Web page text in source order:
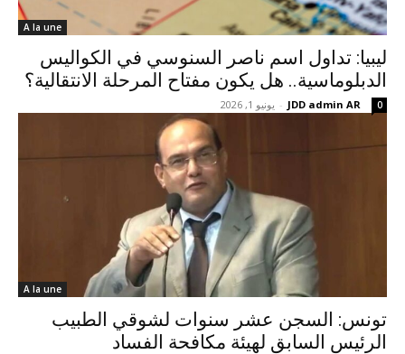
A la une
ليبيا: تداول اسم ناصر السنوسي في الكواليس
الدبلوماسية.. هل يكون مفتاح المرحلة الانتقالية؟
JDD admin AR
- يونيو 1, 2026 0
A la une
تونس: السجن عشر سنوات لشوقي الطبيب
الرئيس السابق لهيئة مكافحة الفساد